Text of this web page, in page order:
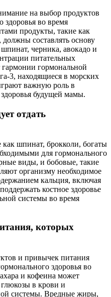
на выбор продуктов
здоровья во время
продукты, такие как
составлять основу
черника, авокадо и
питательных
гармонии гормональной
3, находящиеся в морских
важную роль в
будущей мамы.
отдать
шпинат, брокколи, богаты
для гормонального
виды, и бобовые, такие
организму необходимое
кальция, включая
костное здоровье
системы во время
которых
и привычек питания
здоровья во
и кофеина может
в крови и
системы. Вредные жиры,